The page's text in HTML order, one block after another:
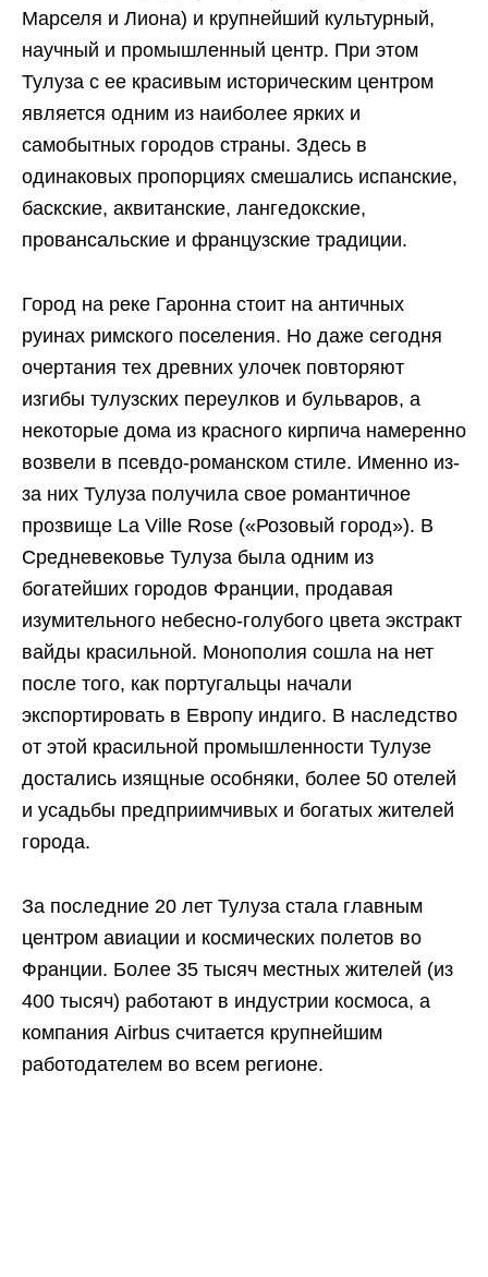
Марселя и Лиона) и крупнейший культурный,
научный и промышленный центр. При этом
Тулуза с ее красивым историческим центром
является одним из наиболее ярких и
самобытных городов страны. Здесь в
одинаковых пропорциях смешались испанские,
баскские, аквитанские, лангедокские,
провансальские и французские традиции.
Город на реке Гаронна стоит на античных
руинах римского поселения. Но даже сегодня
очертания тех древних улочек повторяют
изгибы тулузских переулков и бульваров, а
некоторые дома из красного кирпича намеренно
возвели в псевдо-романском стиле. Именно из-
за них Тулуза получила свое романтичное
прозвище La Ville Rose («Розовый город»). В
Средневековье Тулуза была одним из
богатейших городов Франции, продавая
изумительного небесно-голубого цвета экстракт
вайды красильной. Монополия сошла на нет
после того, как португальцы начали
экспортировать в Европу индиго. В наследство
от этой красильной промышленности Тулузе
достались изящные особняки, более 50 отелей
и усадьбы предприимчивых и богатых жителей
города.
За последние 20 лет Тулуза стала главным
центром авиации и космических полетов во
Франции. Более 35 тысяч местных жителей (из
400 тысяч) работают в индустрии космоса, а
компания Airbus считается крупнейшим
работодателем во всем регионе.